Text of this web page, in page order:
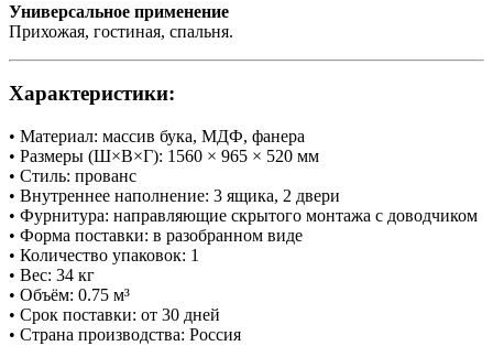
Универсальное применение
Прихожая, гостиная, спальня.
Характеристики:
• Материал: массив бука, МДФ, фанера
• Размеры (Ш×В×Г): 1560 × 965 × 520 мм
• Стиль: прованс
• Внутреннее наполнение: 3 ящика, 2 двери
• Фурнитура: направляющие скрытого монтажа с доводчиком
• Форма поставки: в разобранном виде
• Количество упаковок: 1
• Вес: 34 кг
• Объём: 0.75 м³
• Срок поставки: от 30 дней
• Страна производства: Россия